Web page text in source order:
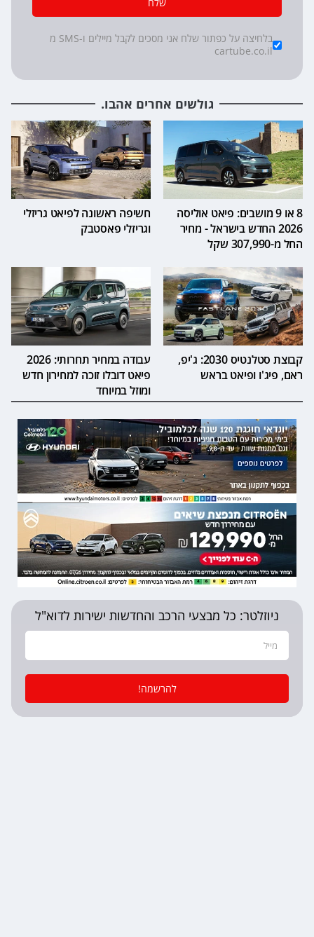
שלח
Checkboxes
*
בלחיצה על כפתור שלח אני מסכים לקבל מיילים ו-SMS מ
cartube.co.il
גולשים אחרים אהבו.
8 או 9 מושבים: פיאט אוליסה
2026 החדש בישראל - מחיר
החל מ-307,990 שקל
חשיפה ראשונה לפיאט גריזלי
וגריזלי פאסטבק
קבוצת סטלנטיס 2030: ג'יפ,
ראם, פיג'ו ופיאט בראש
עבודה במחיר תחרותי: 2026
פיאט דובלו זוכה למחירון חדש
ומוזל במיוחד
ניוזלטר: כל מבצעי הרכב והחדשות ישירות לדוא"ל
להרשמה!